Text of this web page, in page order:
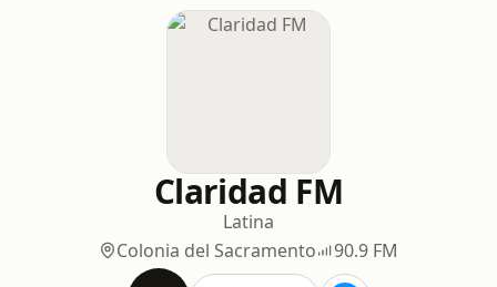
Claridad FM
Latina
Colonia del Sacramento
90.9 FM